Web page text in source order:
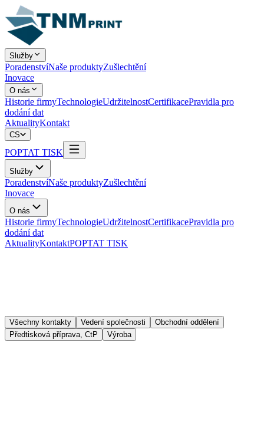
Služby
PoradenstvíNaše produktyZušlechtění
Inovace
O nás
Historie firmyTechnologieUdržitelnostCertifikacePravidla pro
dodání dat
AktualityKontakt
CS
POPTAT TISK
Služby
PoradenstvíNaše produktyZušlechtění
Inovace
O nás
Historie firmyTechnologieUdržitelnostCertifikacePravidla pro
dodání dat
AktualityKontaktPOPTAT TISK
Všechny kontakty Vedení společnosti
Obchodní oddělení
Předtisková příprava, CtP
Výroba